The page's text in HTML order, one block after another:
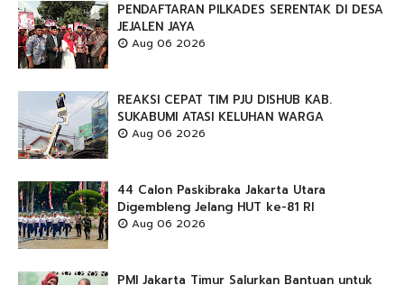
PENDAFTARAN PILKADES SERENTAK DI DESA
JEJALEN JAYA
Aug 06 2026
REAKSI CEPAT TIM PJU DISHUB KAB.
SUKABUMI ATASI KELUHAN WARGA
Aug 06 2026
44 Calon Paskibraka Jakarta Utara
Digembleng Jelang HUT ke-81 RI
Aug 06 2026
PMI Jakarta Timur Salurkan Bantuan untuk